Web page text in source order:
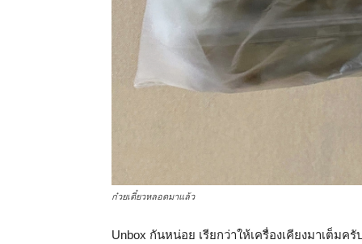
ก๋วยเตี๋ยวหลอดมาแล้ว
Unbox กันหน่อย เรียกว่าให้เครื่องเคียงมาเต็มครั